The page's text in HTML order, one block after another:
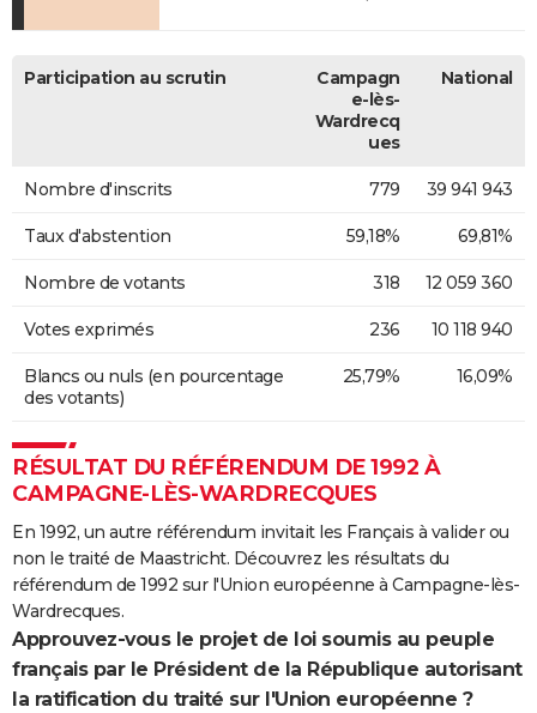
Participation au scrutin
Campagn
e-lès-
Wardrecq
ues
National
Nombre d'inscrits 779 39 941 943
Taux d'abstention 59,18% 69,81%
Nombre de votants 318 12 059 360
Votes exprimés 236 10 118 940
Blancs ou nuls (en pourcentage
des votants)
25,79% 16,09%
RÉSULTAT DU RÉFÉRENDUM DE 1992 À
CAMPAGNE-LÈS-WARDRECQUES
En 1992, un autre référendum invitait les Français à valider ou
non le traité de Maastricht. Découvrez les résultats du
référendum de 1992 sur l'Union européenne à Campagne-lès-
Wardrecques.
Approuvez-vous le projet de loi soumis au peuple
français par le Président de la République autorisant
la ratification du traité sur l'Union européenne ?